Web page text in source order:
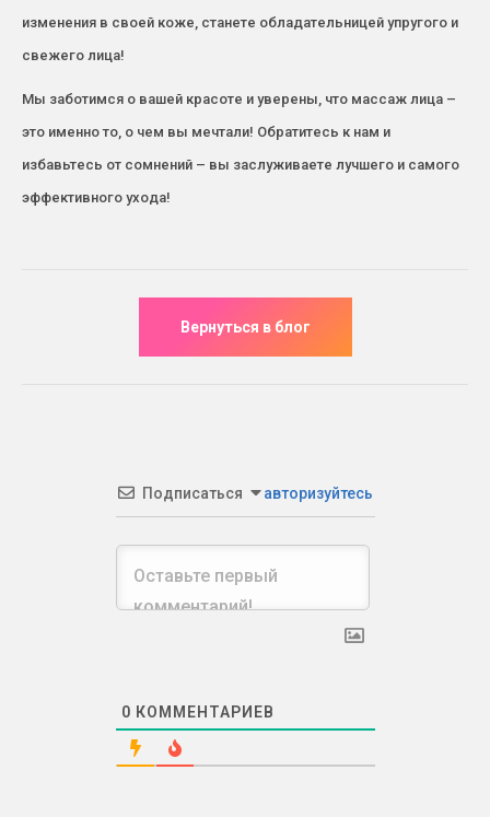
изменения в своей коже, станете обладательницей упругого и
свежего лица!
Мы заботимся о вашей красоте и уверены, что массаж лица –
это именно то, о чем вы мечтали! Обратитесь к нам и
избавьтесь от сомнений – вы заслуживаете лучшего и самого
эффективного ухода!
Подписаться авторизуйтесь
0 КОММЕНТАРИЕВ